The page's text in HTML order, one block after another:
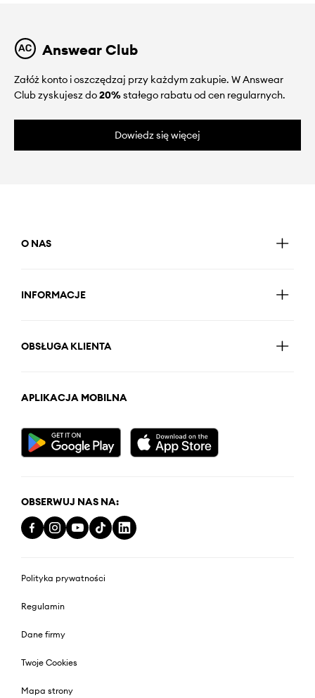
Answear Club
Załóż konto i oszczędzaj przy każdym zakupie. W Answear
Club zyskujesz do20%stałego rabatu od cen regularnych.
Dowiedz się więcej
O NAS
INFORMACJE
OBSŁUGA KLIENTA
APLIKACJA MOBILNA
OBSERWUJ NAS NA:
Polityka prywatności
Regulamin
Dane firmy
Twoje Cookies
Mapa strony